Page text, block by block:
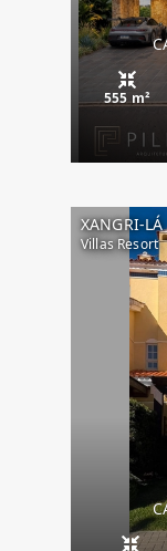
555 m²
XANGRI-LÁ
Villas Resort